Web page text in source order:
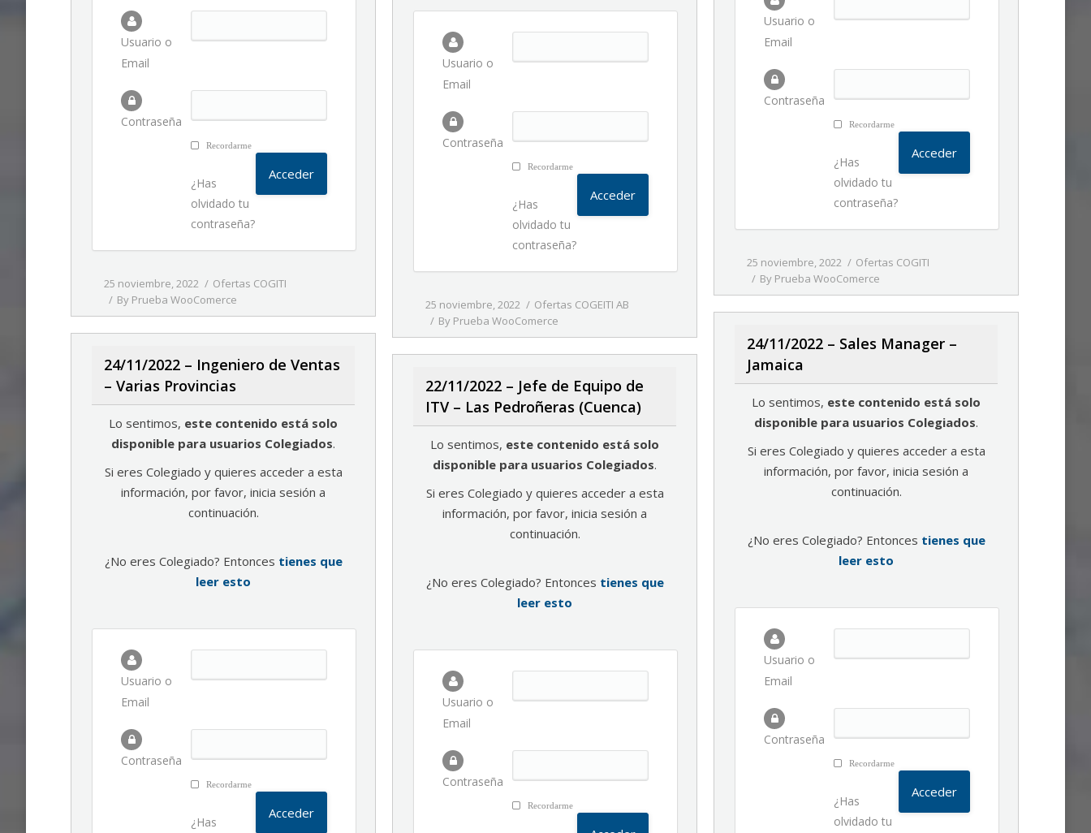
Usuario o
Email
Contraseña
Recordarme
¿Has
olvidado tu
contraseña?
25 noviembre, 2022
Ofertas COGITI
By Prueba WooComerce
Usuario o
Email
Contraseña
Recordarme
¿Has
olvidado tu
contraseña?
25 noviembre, 2022
Ofertas COGITI
By Prueba WooComerce
Usuario o
Email
Contraseña
Recordarme
¿Has
olvidado tu
contraseña?
25 noviembre, 2022
Ofertas COGEITI AB
By Prueba WooComerce
24/11/2022 – Sales Manager –
Jamaica
Lo sentimos, este contenido está solo
disponible para usuarios Colegiados.
Si eres Colegiado y quieres acceder a esta
información, por favor, inicia sesión a
continuación.
¿No eres Colegiado? Entonces tienes que
leer esto
Usuario o
Email
Contraseña
Recordarme
¿Has
olvidado tu
24/11/2022 – Ingeniero de Ventas
– Varias Provincias
Lo sentimos, este contenido está solo
disponible para usuarios Colegiados.
Si eres Colegiado y quieres acceder a esta
información, por favor, inicia sesión a
continuación.
¿No eres Colegiado? Entonces tienes que
leer esto
Usuario o
Email
Contraseña
Recordarme
¿Has
22/11/2022 – Jefe de Equipo de
ITV – Las Pedroñeras (Cuenca)
Lo sentimos, este contenido está solo
disponible para usuarios Colegiados.
Si eres Colegiado y quieres acceder a esta
información, por favor, inicia sesión a
continuación.
¿No eres Colegiado? Entonces tienes que
leer esto
Usuario o
Email
Contraseña
Recordarme